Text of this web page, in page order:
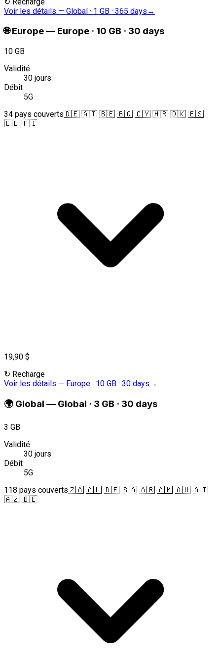
Voir les détails — Global · 1 GB · 365 days →
🌐 Europe— Europe · 10 GB · 30 days
10 GB
Validité
30 jours
Débit
5G
34 pays couverts🇩🇪 🇦🇹 🇧🇪 🇧🇬 🇨🇾 🇭🇷 🇩🇰 🇪🇸
🇪🇪 🇫🇮
19,90 $
↻ Recharge
Voir les détails — Europe · 10 GB · 30 days →
🌍 Global — Global · 3 GB · 30 days
3 GB
Validité
30 jours
Débit
5G
118 pays couverts🇿🇦 🇦🇱 🇩🇪 🇸🇦 🇦🇷 🇦🇲 🇦🇺 🇦🇹
🇦🇿 🇧🇪